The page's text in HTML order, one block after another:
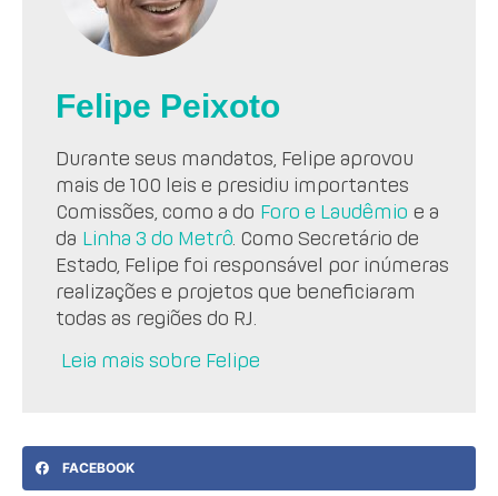
Felipe Peixoto
Durante seus mandatos, Felipe aprovou
mais de 100 leis e presidiu importantes
Comissões, como a do Foro e Laudêmio e a
da Linha 3 do Metrô . Como Secretário de
Estado, Felipe foi responsável por inúmeras
realizações e projetos que beneficiaram
todas as regiões do RJ.
Leia mais sobre Felipe
FACEBOOK